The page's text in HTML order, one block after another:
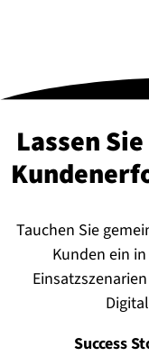
Lassen
Tauchen Sie
Kunden ein
Success